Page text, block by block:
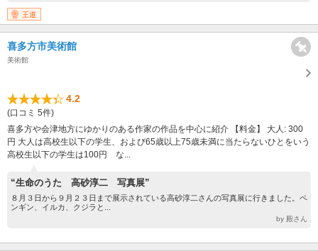
王道
喜多方市美術館
美術館
4.2
(口コミ 5件)
喜多方や会津地方にゆかりのある作家の作品を中心に紹介 【料金】 大人: 300
円 大人は高校生以下の学生、および65歳以上75歳未満に当たらないひとをいう
高校生以下の学生は100円 な...
“生命のうた 高砂淳二 写真展”
８月３日から９月２３日まで展示されている高砂淳二さんの写真展に行きました。ペ
ンギン、イルカ、クジラと...
by 殿さん